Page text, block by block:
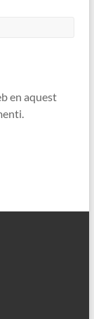
en aquest